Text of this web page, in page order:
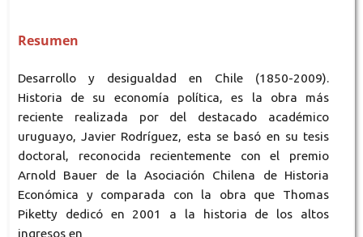
Resumen
Desarrollo y desigualdad en Chile (1850-2009).
Historia de su economía política, es la obra más
reciente realizada por del destacado académico
uruguayo, Javier Rodríguez, esta se basó en su tesis
doctoral, reconocida recientemente con el premio
Arnold Bauer de la Asociación Chilena de Historia
Económica y comparada con la obra que Thomas
Piketty dedicó en 2001 a la historia de los altos
ingresos en